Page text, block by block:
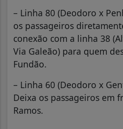
– Linha 80 (Deodoro x
os passageiros
conexão com a linha 38
Via Galeão) para quem
Fundão.
– Linha 60 (Deodoro x
Deixa os passageiros em
Ramos.